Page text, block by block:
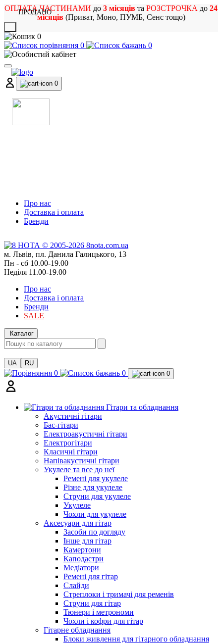
ОПЛАТА ЧАСТИНАМИ до 3 місяців та РОЗСТРОЧКА до 24
місяців(Приват, Моно, ПУМБ, Сенс тощо)
0
0
0
0
Про нас
Доставка і оплата
Бренди
м. Львів, пл. Данила Галицького, 13
Пн - сб 10.00-19.00
Неділя 11.00-19.00
Про нас
Доставка і оплата
Бренди
SALE
Каталог
UA RU
0 0 0
Гітари та обладнання
Акустичні гітари
Бас-гітари
Електроакустичні гітари
Електрогітари
Класичні гітари
Напівакустичні гітари
Укулеле та все до неї
Ремені для укулеле
Різне для укулеле
Струни для укулеле
Укулеле
Чохли для укулеле
Аксесуари для гітар
Засоби по догляду
Інше для гітар
Камертони
Каподастри
Медіатори
Ремені для гітар
Слайди
Стреплоки і тримачі для ременів
Струни для гітар
Тюнери і метрономи
Чохли і кофри для гітар
Гітарне обладнання
Блоки живлення для гітарного обладнання
ПРОДАНО